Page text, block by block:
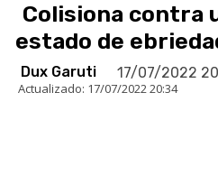
Colisiona contra
estado de
Dux Garuti 17/07/2022
Actualizado: 17/07/2022 20:34